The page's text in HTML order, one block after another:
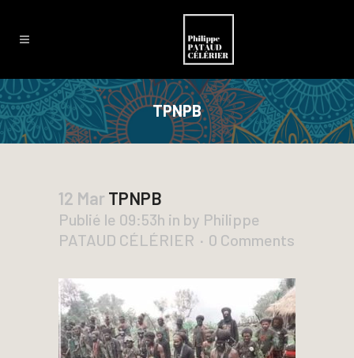
TPNPB
12 Mar TPNPB
Publié le 09:53h in by Philippe
PATAUD CÉLÉRIER
0 Comments